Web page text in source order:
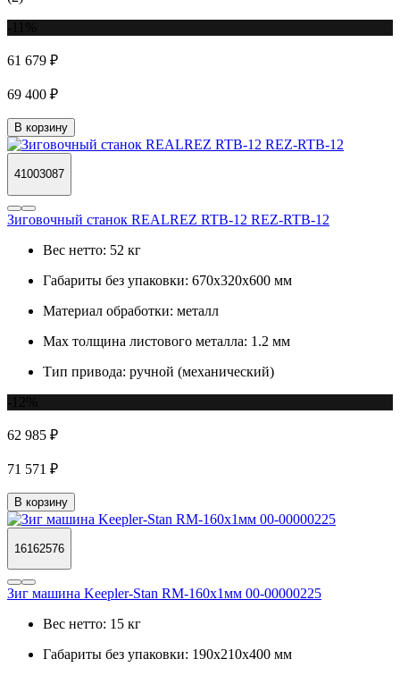
61 679 ₽
69 400 ₽
В корзину
41003087
Зиговочный станок REALREZ RTB-12 REZ-RTB-12
Вес нетто: 52 кг
Габариты без упаковки: 670х320х600 мм
Материал обработки: металл
Max толщина листового металла: 1.2 мм
Тип привода: ручной (механический)
62 985 ₽
71 571 ₽
В корзину
16162576
Зиг машина Keepler-Stan RM-160x1мм 00-00000225
Вес нетто: 15 кг
Габариты без упаковки: 190х210х400 мм